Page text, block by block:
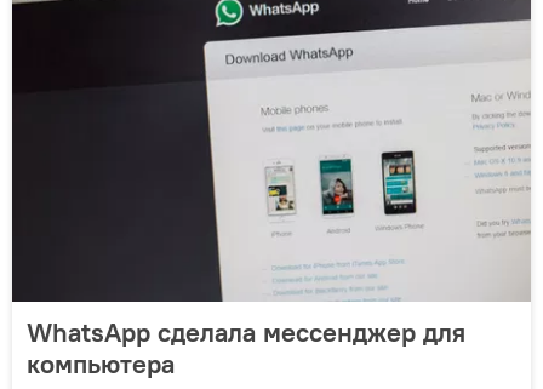
WhatsApp сделала мессенджер для
компьютера